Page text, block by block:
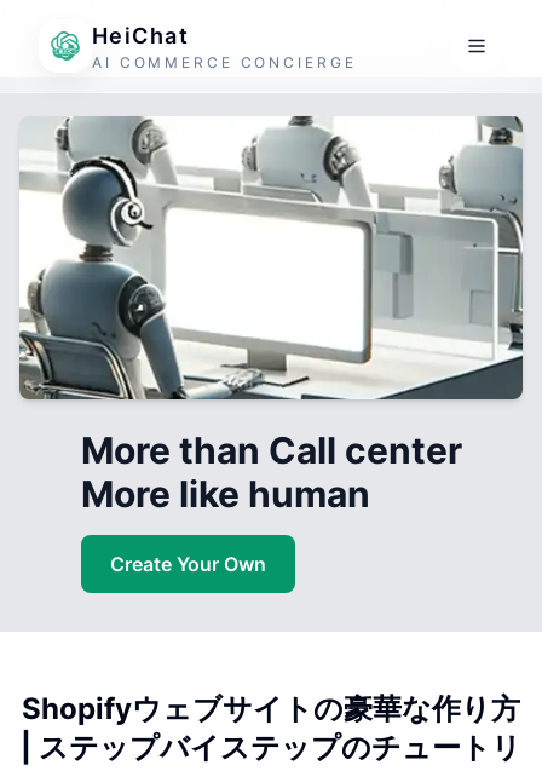
HeiChat
AI COMMERCE CONCIERGE
More than Call center
More like human
Create Your Own
Shopifyウェブサイトの豪華な作り方
| ステップバイステップのチュートリ